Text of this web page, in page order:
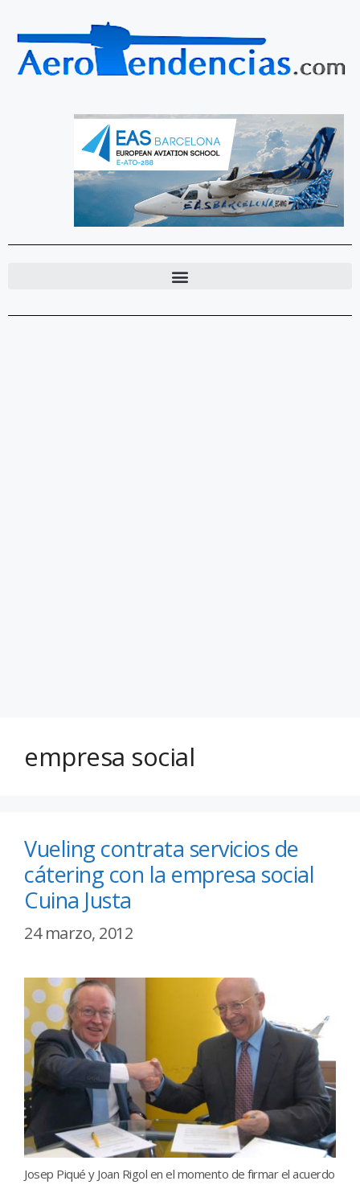
empresa social
Vueling contrata servicios de
cátering con la empresa social
Cuina Justa
24 marzo, 2012
Josep Piqué y Joan Rigol en el momento de firmar el acuerdo